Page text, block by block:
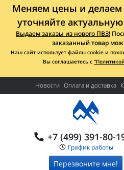
Меняем цены и делаем
уточняйте
Выдаем заказы из нового ПВЗ!
заказанный товар
Наш сайт использует файлы cookie и
Вы соглашаетесь с
Новости Оплата и доставка
+7 (499) 391-80-
График работы
Перезвоните мне!